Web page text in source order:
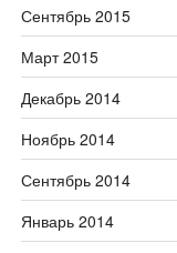
Сентябрь 2015
Март 2015
Декабрь 2014
Ноябрь 2014
Сентябрь 2014
Январь 2014